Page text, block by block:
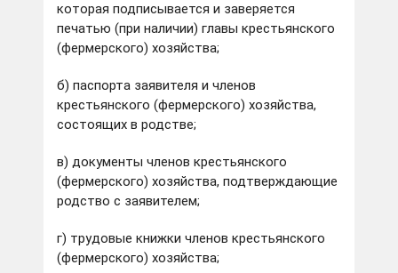
которая подписывается и заверяется
печатью (при наличии) главы крестьянского
(фермерского) хозяйства;
б) паспорта заявителя и членов
крестьянского (фермерского) хозяйства,
состоящих в родстве;
в) документы членов крестьянского
(фермерского) хозяйства, подтверждающие
родство с заявителем;
г) трудовые книжки членов крестьянского
(фермерского) хозяйства;